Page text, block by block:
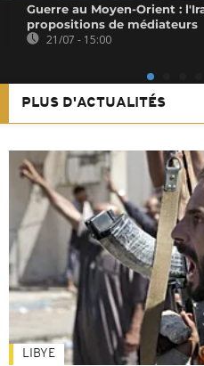
Guerre au Moyen-Orient :
propositions de médiateurs
21/07 - 15:00
PLUS D'ACTUALITÉS
LIBYE